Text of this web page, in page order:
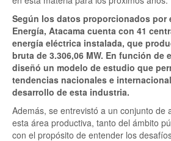
Según los datos proporcionados por
Energía, Atacama cuenta con 41
energía eléctrica instalada, que
bruta de 3.306,06 MW. En función de
diseñó un modelo de estudio que
tendencias nacionales e
desarrollo de esta industria.
Además, se entrevistó a un conjunto de
esta área productiva, tanto del ámbito
con el propósito de entender los